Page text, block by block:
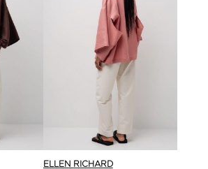
ELLEN RICHARD